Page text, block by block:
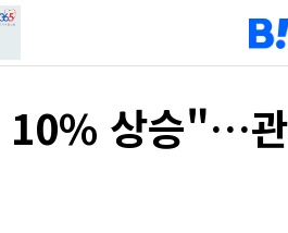
상승"…관